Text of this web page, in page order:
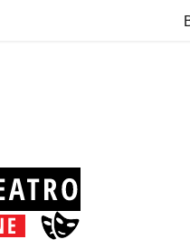
Teatro Biondo di Palermo: